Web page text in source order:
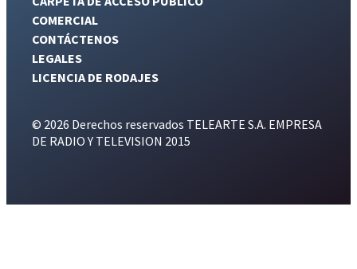
COMERCIAL
CONTÁCTENOS
LEGALES
LICENCIA DE RODAJES
© 2026 Derechos reservados TELEARTE S.A. EMPRESA
DE RADIO Y TELEVISION 2015